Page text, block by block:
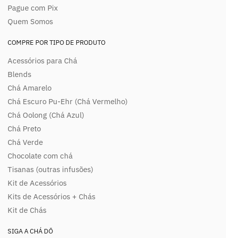
Pague com Pix
Quem Somos
COMPRE POR TIPO DE PRODUTO
Acessórios para Chá
Blends
Chá Amarelo
Chá Escuro Pu-Ehr (Chá Vermelho)
Chá Oolong (Chá Azul)
Chá Preto
Chá Verde
Chocolate com chá
Tisanas (outras infusões)
Kit de Acessórios
Kits de Acessórios + Chás
Kit de Chás
SIGA A CHÁ DŌ